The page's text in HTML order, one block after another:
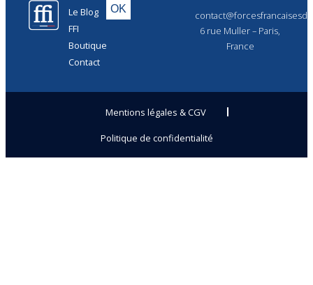
Le Blog
FFI
Boutique
Contact
6 rue Muller – Paris,
France
Mentions légales & CGV
Politique de confidentialité